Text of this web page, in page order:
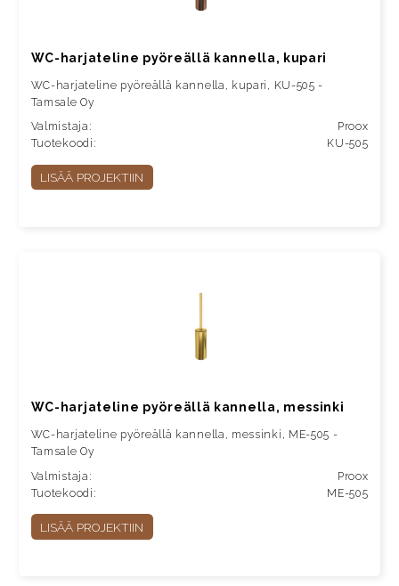
WC-harjateline pyöreällä kannella, kupari
WC-harjateline pyöreällä kannella, kupari, KU-505 -
Tamsale Oy
Valmistaja:
Proox
Tuotekoodi:
KU-505
LISÄÄ PROJEKTIIN
WC-harjateline pyöreällä kannella, messinki
WC-harjateline pyöreällä kannella, messinki, ME-505 -
Tamsale Oy
Valmistaja:
Proox
Tuotekoodi:
ME-505
LISÄÄ PROJEKTIIN